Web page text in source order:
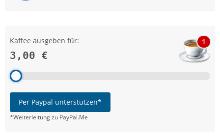
Kaffee ausgeben für:
3,00 €
1
Per Paypal unterstützen*
*Weiterleitung zu PayPal.Me